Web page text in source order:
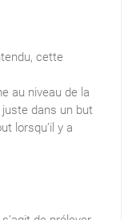
cette
au niveau de la
juste dans un but
lorsqu’il y a